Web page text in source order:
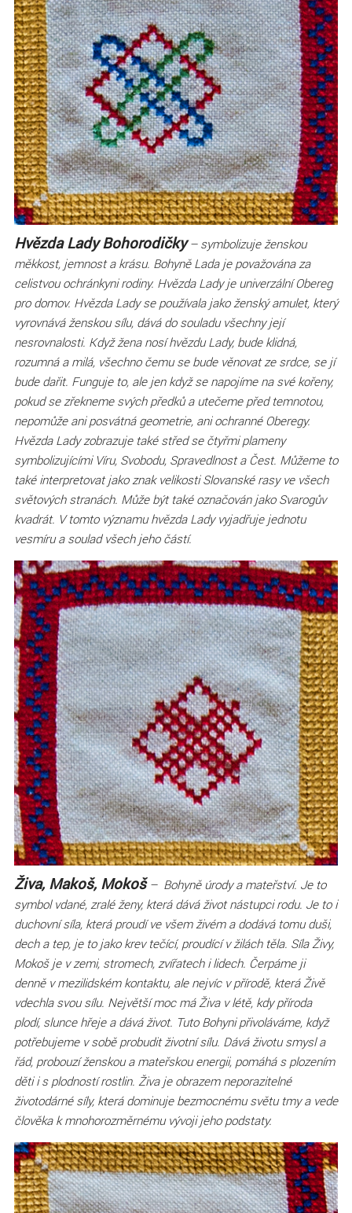
Hvězda Lady Bohorodičky– symbolizuje ženskou
měkkost, jemnost a krásu. Bohyně Lada je považována za
celistvou ochránkyni rodiny. Hvězda Lady je univerzální Obereg
pro domov. Hvězda Lady se používala jako ženský amulet, který
vyrovnává ženskou sílu, dává do souladu všechny její
nesrovnalosti. Když žena nosí hvězdu Lady, bude klidná,
rozumná a milá, všechno čemu se bude věnovat ze srdce, se jí
bude dařit. Funguje to, ale jen když se napojíme na své kořeny,
pokud se zřekneme svých předků a utečeme před temnotou,
nepomůže ani posvátná geometrie, ani ochranné Oberegy.
Hvězda Lady zobrazuje také střed se čtyřmi plameny
symbolizujícími Víru, Svobodu, Spravedlnost a Čest. Můžeme to
také interpretovat jako znak velikosti Slovanské rasy ve všech
světových stranách. Může být také označován jako Svarogův
kvadrát. V tomto významu hvězda Lady vyjadřuje jednotu
vesmíru a soulad všech jeho částí.
Živa, Makoš, Mokoš– Bohyně úrody a mateřství. Je to
symbol vdané, zralé ženy, která dává život nástupci rodu. Je to i
duchovní síla, která proudí ve všem živém a dodává tomu duši,
dech a tep, je to jako krev tečící, proudící v žilách těla. Síla Živy,
Mokoš je v zemi, stromech, zvířatech i lidech. Čerpáme ji
denně v mezilidském kontaktu, ale nejvíc v přírodě, která Živě
vdechla svou sílu. Největší moc má Živa v létě, kdy příroda
plodí, slunce hřeje a dává život. Tuto Bohyni přivoláváme, když
potřebujeme v sobě probudit životní sílu. Dává životu smysl a
řád, probouzí ženskou a mateřskou energii, pomáhá s plozením
děti i s plodností rostlin. Živa je obrazem neporazitelné
životodárné síly, která dominuje bezmocnému světu tmy a vede
člověka k mnohorozměrnému vývoji jeho podstaty.